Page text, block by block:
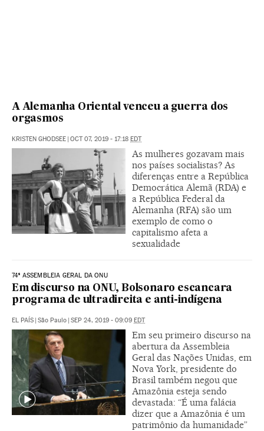
A Alemanha Oriental venceu a guerra dos
orgasmos
KRISTEN GHODSEE | OCT 07, 2019 - 17:18 EDT
As mulheres gozavam mais
nos países socialistas? As
diferenças entre a República
Democrática Alemã (RDA) e
a República Federal da
Alemanha (RFA) são um
exemplo de como o
capitalismo afeta a
sexualidade
74ª ASSEMBLEIA GERAL DA ONU
Em discurso na ONU, Bolsonaro escancara
programa de ultradireita e anti-indígena
EL PAÍS | São Paulo | SEP 24, 2019 - 09:09 EDT
Em seu primeiro discurso na
abertura da Assembleia
Geral das Nações Unidas, em
Nova York, presidente do
Brasil também negou que
Amazônia esteja sendo
devastada: “É uma falácia
dizer que a Amazônia é um
patrimônio da humanidade”